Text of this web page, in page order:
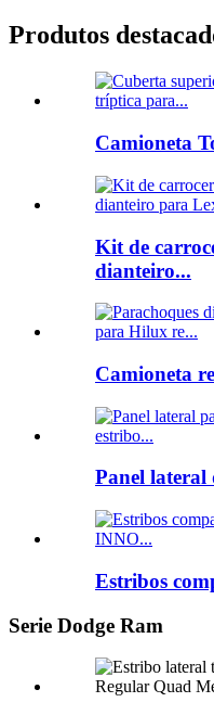
Produtos
Camioneta
Kit de
dianteiro...
Camioneta
Panel lateral
Estribos
Serie Dodge Ram